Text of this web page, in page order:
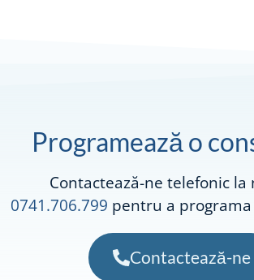
Programează o
Contactează-ne telefonic
0741.706.799 pentru a
Contactează-ne